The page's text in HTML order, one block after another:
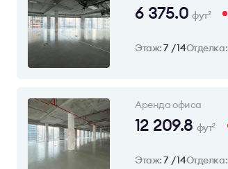
6 375.0фут2
Этаж:7 / 14Отделка:
Аренда офиса
12 209.8 фут2
Этаж:7 / 14Отделка: